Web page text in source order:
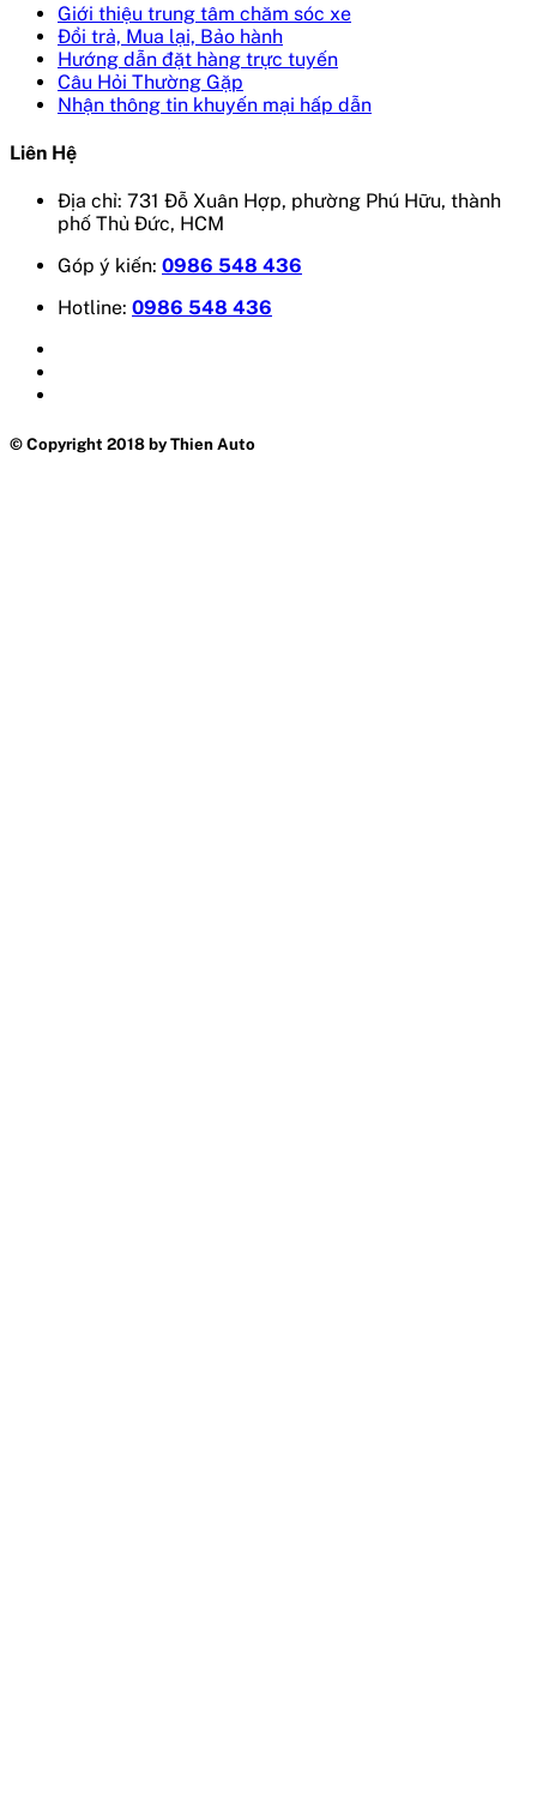
Giới thiệu trung tâm chăm sóc xe
Đổi trả, Mua lại, Bảo hành
Hướng dẫn đặt hàng trực tuyến
Câu Hỏi Thường Gặp
Nhận thông tin khuyến mại hấp dẫn
Liên Hệ
Địa chỉ: 731 Đỗ Xuân Hợp, phường Phú Hữu, thành
phố Thủ Đức, HCM
Góp ý kiến: 0986 548 436
Hotline: 0986 548 436
© Copyright 2018 by Thien Auto